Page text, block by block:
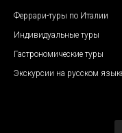
Феррари-туры по Италии
Индивидуальные туры
Гастрономические туры
Экскурсии на русском